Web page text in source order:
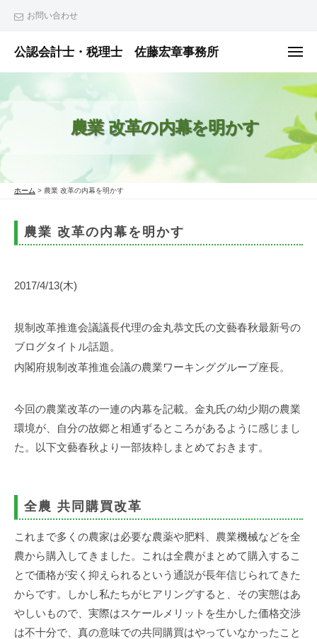
へ
ス
ッ
プ
お問い合わせ
公認会計士・税理士 佐藤宏章事務所
公
認
理
佐
宏
所
メ
ュ
ー
農業 改革の内幕を明かす
ホーム > 農業 改革の内幕を明かす
農業 改革の内幕を明かす
2017/4/13(木)
規制改革推進会議議長代理の金丸恭文氏の文藝春秋最新号の
ブログタイトル話題。
内閣府規制改革推進会議の農業ワーキンググループ座長。
今回の農業改革の一連の内幕を記載。金丸氏の幼少期の農業
環境が、自分の故郷と相通ずるところがあるように感じまし
た。以下文藝春秋より一部抜粋しまとめておきます。
全農 共同購買改革
これまで多くの農家は必要な農薬や肥料、農業機械などを全
農から購入してきました。これは全農がまとめて購入するこ
とで価格が安く抑えられるという通説が長年信じられてきた
からです。しかし私たちがヒアリングすると、その実態はあ
やしいもので、実際はスケールメリットを生かした価格交渉
は不十分で、真の意味での共同購買はやっていなかったこと